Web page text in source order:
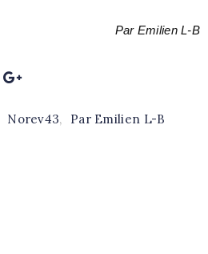
Par Emilien L-B
Norev43, Par Emilien L-B